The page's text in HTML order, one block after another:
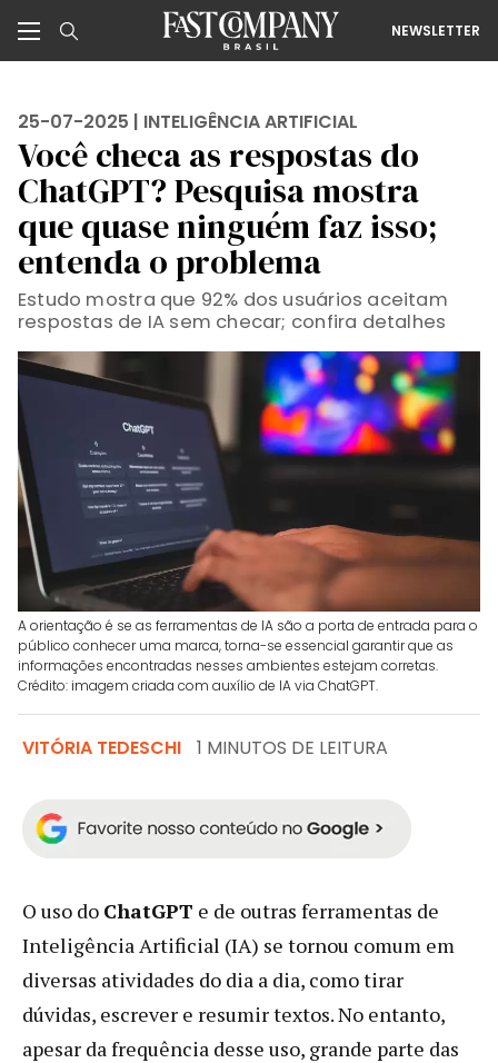
NEWSLETTER
25-07-2025 | INTELIGÊNCIA ARTIFICIAL
Você checa as respostas do
ChatGPT? Pesquisa mostra
que quase ninguém faz isso;
entenda o problema
Estudo mostra que 92% dos usuários aceitam
respostas de IA sem checar; confira detalhes
A orientação é se as ferramentas de IA são a porta de entrada para o
público conhecer uma marca, torna-se essencial garantir que as
informações encontradas nesses ambientes estejam corretas.
Crédito: imagem criada com auxílio de IA via ChatGPT.
VITÓRIA TEDESCHI 1 MINUTOS DE LEITURA
O uso do ChatGPT e de outras ferramentas de
Inteligência Artificial (IA) se tornou comum em
diversas atividades do dia a dia, como tirar
dúvidas, escrever e resumir textos. No entanto,
apesar da frequência desse uso, grande parte das